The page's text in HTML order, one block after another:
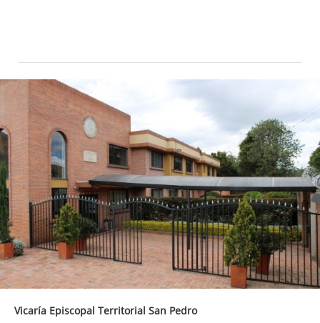
Vicaría Episcopal Territorial San Pedro